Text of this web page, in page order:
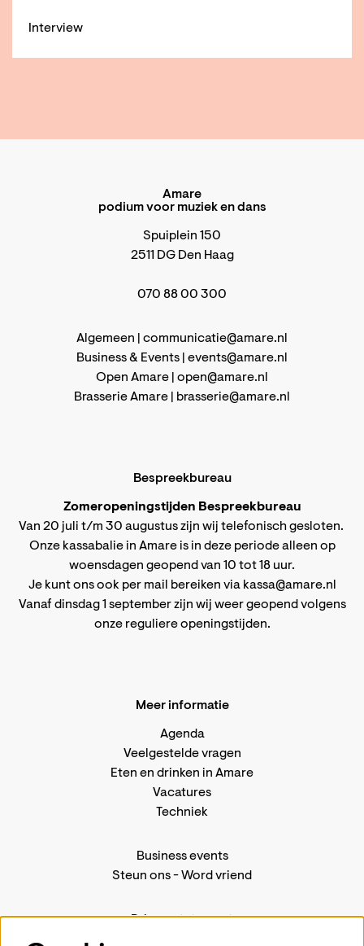
Interview
Amare
podium voor muziek en dans
Spuiplein 150
2511 DG Den Haag
070 88 00 300
Algemeen | communicatie@amare.nl
Business & Events | events@amare.nl
Open Amare | open@amare.nl
Brasserie Amare |
brasserie@amare.nl
Bespreekbureau
Zomeropeningstijden Bespreekbureau
Van 20 juli t/m 30 augustus zijn wij telefonisch gesloten.
Onze kassabalie in Amare is in deze periode alleen op
woensdagen geopend van 10 tot 18 uur.
Je kunt ons ook per mail bereiken via kassa@amare.nl
Vanaf dinsdag 1 september zijn wij weer geopend volgens
onze reguliere openingstijden.
Meer informatie
Agenda
Veelgestelde vragen
Eten en drinken in Amare
Vacatures
Techniek
Business events
Steun ons-Word vriend
Privacystatement